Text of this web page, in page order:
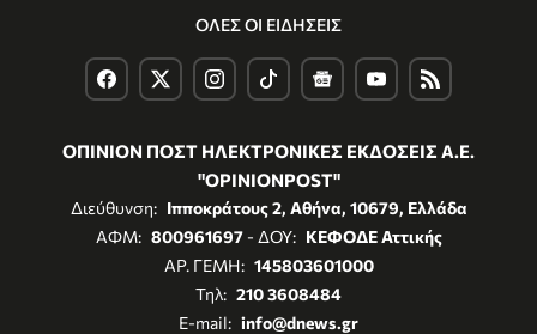
ΟΛΕΣ ΟΙ ΕΙΔΗΣΕΙΣ
ΟΠΙΝΙΟΝ ΠΟΣΤ ΗΛΕΚΤΡΟΝΙΚΕΣ ΕΚΔΟΣΕΙΣ Α.Ε.
"OPINIONPOST"
Διεύθυνση: Ιπποκράτους 2, Αθήνα, 10679, Ελλάδα
ΑΦΜ: 800961697- ΔΟΥ: ΚΕΦΟΔΕ Αττικής
ΑΡ. ΓΕΜΗ: 145803601000
Τηλ: 210 3608484
E-mail: info@dnews.gr